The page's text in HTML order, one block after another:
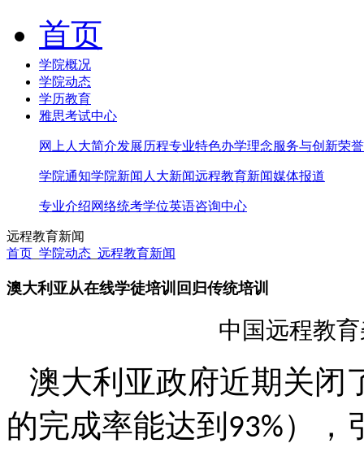
首页
学院概况
学院动态
学历教育
雅思考试中心
网上人大简介发展历程专业特色办学理念服务与创新荣
学院通知学院新闻 人大新闻远程教育新闻媒体报道
专业介绍网络统考学位英语咨询中心
远程教育新闻
首页 学院动态 远程教育新闻
澳大利亚从在线学徒培训回归传统培训
中国远程教
澳大利亚政府近期关闭
的完成率能达到 93%），